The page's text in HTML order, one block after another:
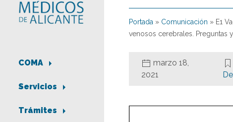
COMA
Servicios
Trámites
Portada » Comunicación » E1
venosos cerebrales. Preguntas
marzo 18,
2021